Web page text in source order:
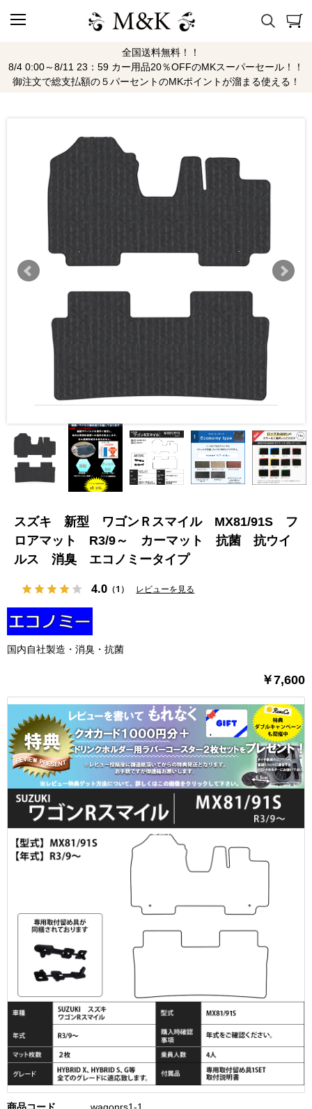
全国送料無料！！
8/4 0:00～8/11 23：59 カー用品20％OFFのMKスーパーセール！！
御注文で総支払額の５パーセントのMKポイントが溜まる使える！
スズキ 新型 ワゴンＲスマイル MX81/91S フ
ロアマット R3/9～ カーマット 抗菌 抗ウイ
ルス 消臭 エコノミータイプ
4.0 （1） レビューを見る
国内自社製造・消臭・抗菌
￥7,600
商品コード
wagonrs1-1